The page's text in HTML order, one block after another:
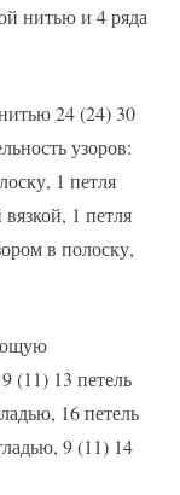
нитью и 4 ряда
24 (24) 30
узоров:
1 петля
1 петля
в полоску,
(11) 13 петель
16 петель
9 (11) 14